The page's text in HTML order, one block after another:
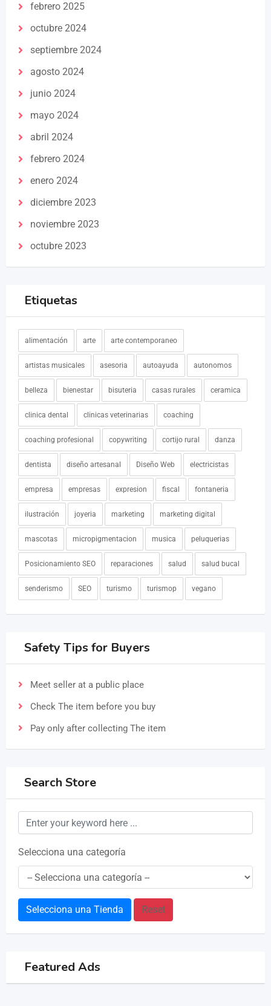
febrero 2025
octubre 2024
septiembre 2024
agosto 2024
junio 2024
mayo 2024
abril 2024
febrero 2024
enero 2024
diciembre 2023
noviembre 2023
octubre 2023
Etiquetas
alimentación arte arte contemporaneo
artistas musicales asesoria autoayuda autonomos
belleza bienestar bisuteria casas rurales ceramica
clinica dental clinicas veterinarias coaching
coaching profesional copywriting cortijo rural danza
dentista diseño artesanal Diseño Web electricistas
empresa empresas expresion fiscal fontaneria
ilustración joyeria marketing marketing digital
mascotas micropigmentacion musica peluquerias
Posicionamiento SEO reparaciones salud salud bucal
senderismo SEO turismo turismop vegano
Safety Tips for Buyers
Meet seller at a public place
Check The item before you buy
Pay only after collecting The item
Search Store
Selecciona una categoría
Selecciona una Tienda Reset
Featured Ads